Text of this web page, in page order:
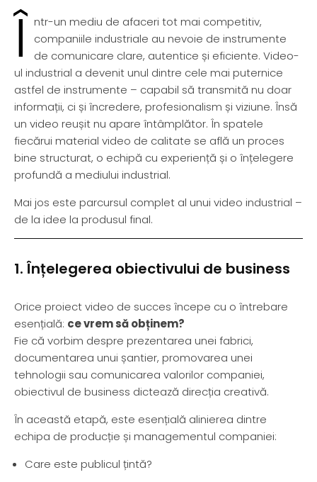
Î ntr-un mediu de afaceri tot mai competitiv,
companiile industriale au nevoie de instrumente
de comunicare clare, autentice și eficiente. Video-
ul industrial a devenit unul dintre cele mai puternice
astfel de instrumente – capabil să transmită nu doar
informații, ci și încredere, profesionalism și viziune. Însă
un video reușit nu apare întâmplător. În spatele
fiecărui material video de calitate se află un proces
bine structurat, o echipă cu experiență și o înțelegere
profundă a mediului industrial.
Mai jos este parcursul complet al unui video industrial –
de la idee la produsul final.
1. Înțelegerea obiectivului de business
Orice proiect video de succes începe cu o întrebare
esențială: ce vrem să obținem?
Fie că vorbim despre prezentarea unei fabrici,
documentarea unui șantier, promovarea unei
tehnologii sau comunicarea valorilor companiei,
obiectivul de business dictează direcția creativă.
În această etapă, este esențială alinierea dintre
echipa de producție și managementul companiei:
Care este publicul țintă?